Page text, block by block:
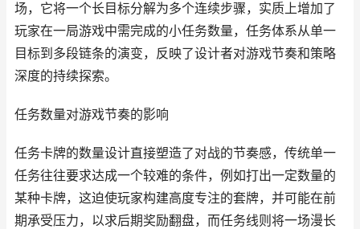
场，它将一个长目标分解为多个连续步骤，实质上增加了
玩家在一局游戏中需完成的小任务数量，任务体系从单一
目标到多段链条的演变，反映了设计者对游戏节奏和策略
深度的持续探索。
任务数量对游戏节奏的影响
任务卡牌的数量设计直接塑造了对战的节奏感，传统单一
任务往往要求达成一个较难的条件，例如打出一定数量的
某种卡牌，这迫使玩家构建高度专注的套牌，并可能在前
期承受压力，以求后期奖励翻盘，而任务线则将一场漫长